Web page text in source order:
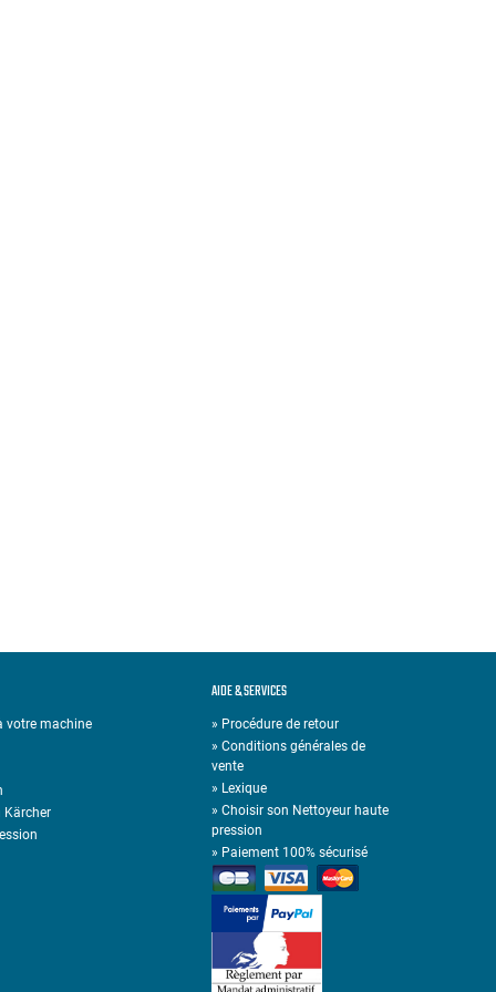
votre machine
Kärcher
AIDE & SERVICES
» Procédure de retour
» Conditions générales de
vente
» Lexique
» Choisir son Nettoyeur haute
pression
» Paiement 100% sécurisé